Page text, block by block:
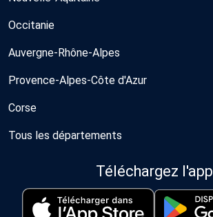
Occitanie
Auvergne-Rhône-Alpes
Provence-Alpes-Côte d'Azur
Corse
Tous les départements
Téléchargez l'app